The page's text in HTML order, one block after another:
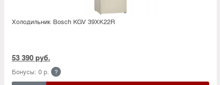
Холодильник Bosсh KGV 39XK22R
53 390 руб.
Бонусы: 0 р. ?